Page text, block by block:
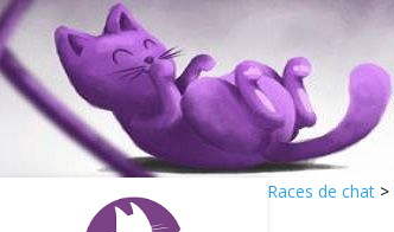
Races de chat >